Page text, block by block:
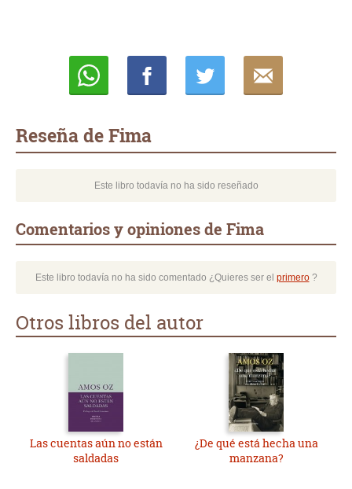
Reseña de Fima
Este libro todavía no ha sido reseñado
Comentarios y opiniones de Fima
Este libro todavía no ha sido comentado ¿Quieres ser el primero?
Otros libros del autor
Las cuentas aún no están
saldadas
¿De qué está hecha una
manzana?